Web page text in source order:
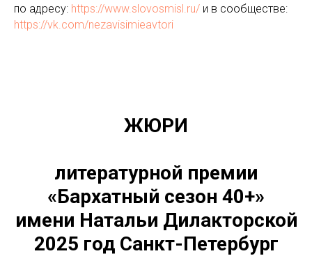
по адресу: https://www.slovosmisl.ru/ и в сообществе:
https://vk.com/nezavisimieavtori
ЖЮРИ
литературной премии
«Бархатный сезон 40+»
имени Натальи Дилакторской
2025 год Санкт-Петербург